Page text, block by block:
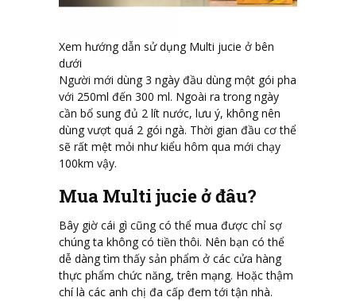
Xem hướng dẫn sử dụng Multi jucie ở bên
dưới
Người mới dùng 3 ngày đầu dùng một gói pha
với 250ml đến 300 ml. Ngoài ra trong ngày
cần bổ sung đủ 2 lít nước, lưu ý, không nên
dùng vượt quá 2 gói ngà. Thời gian đầu cơ thể
sẽ rất mệt mỏi như kiểu hôm qua mới chạy
100km vậy.
Mua Multi jucie ở đâu?
Bây giờ cái gì cũng có thể mua được chỉ sợ
chúng ta không có tiền thôi. Nên bạn có thể
dễ dàng tìm thấy sản phẩm ở các cửa hàng
thực phẩm chức năng, trên mạng. Hoặc thậm
chí là các anh chị đa cấp đem tới tận nhà.